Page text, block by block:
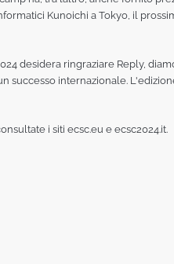
Kunoichi a Tokyo, il
desidera ringraziare Reply,
successo internazionale.
i siti ecsc.eu e ecsc2024.it.